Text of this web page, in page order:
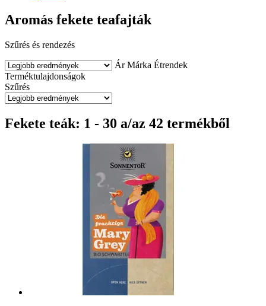
Aromás fekete teafajták
Szűrés és rendezés
Ár Márka Étrendek
Terméktulajdonságok
Szűrés
Fekete teák: 1 - 30 a/az 42 termékből